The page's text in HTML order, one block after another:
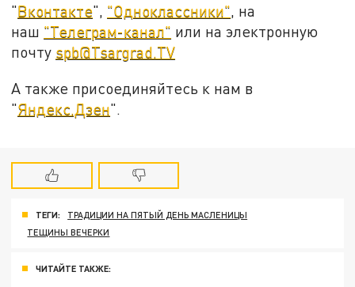
"Вконтакте", "Одноклассники", на
наш "Телеграм-канал" или на электронную
почту spb@Tsargrad.TV
А также присоединяйтесь к нам в
"Яндекс.Дзен".
ТЕГИ:
ТРАДИЦИИ НА ПЯТЫЙ ДЕНЬ МАСЛЕНИЦЫ
ТЕЩИНЫ ВЕЧЕРКИ
ЧИТАЙТЕ ТАКЖЕ: